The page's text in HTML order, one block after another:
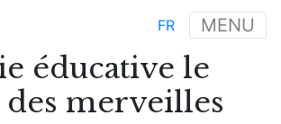
MENU
FR
éducative le
merveilles